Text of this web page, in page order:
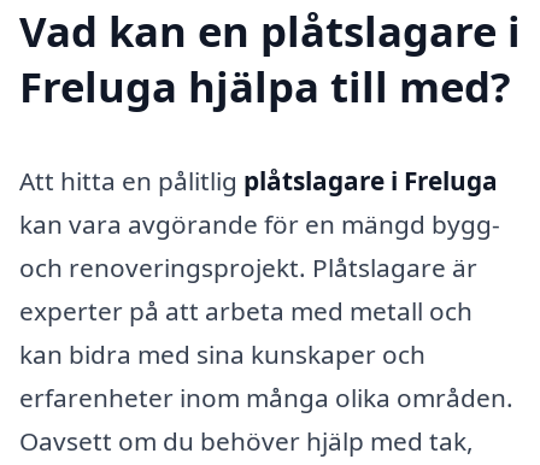
Vad kan en plåtslagare i
Freluga hjälpa till med?
Att hitta en pålitlig plåtslagare i Freluga
kan vara avgörande för en mängd bygg-
och renoveringsprojekt. Plåtslagare är
experter på att arbeta med metall och
kan bidra med sina kunskaper och
erfarenheter inom många olika områden.
Oavsett om du behöver hjälp med tak,